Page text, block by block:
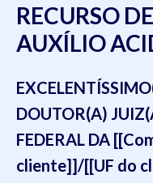
RECURSO
AUXÍLIO
DOUTOR(A)
FEDERAL DA
cliente]]/[[UF do